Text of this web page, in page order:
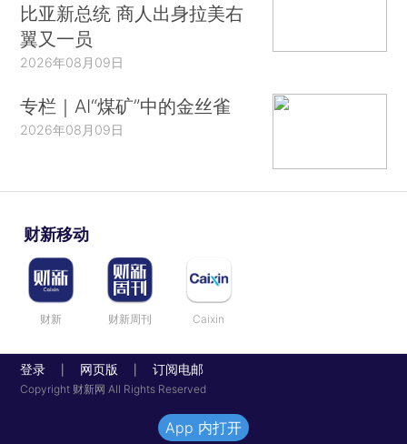
比亚新总统 商人出身拉美右
翼又一员
2026年08月09日
专栏｜AI“煤矿”中的金丝雀
2026年08月09日
财新移动
财新 财新周刊 Caixin
登录 网页版 订阅电邮
Copyright 财新网 All Rights Reserved
App 内打开